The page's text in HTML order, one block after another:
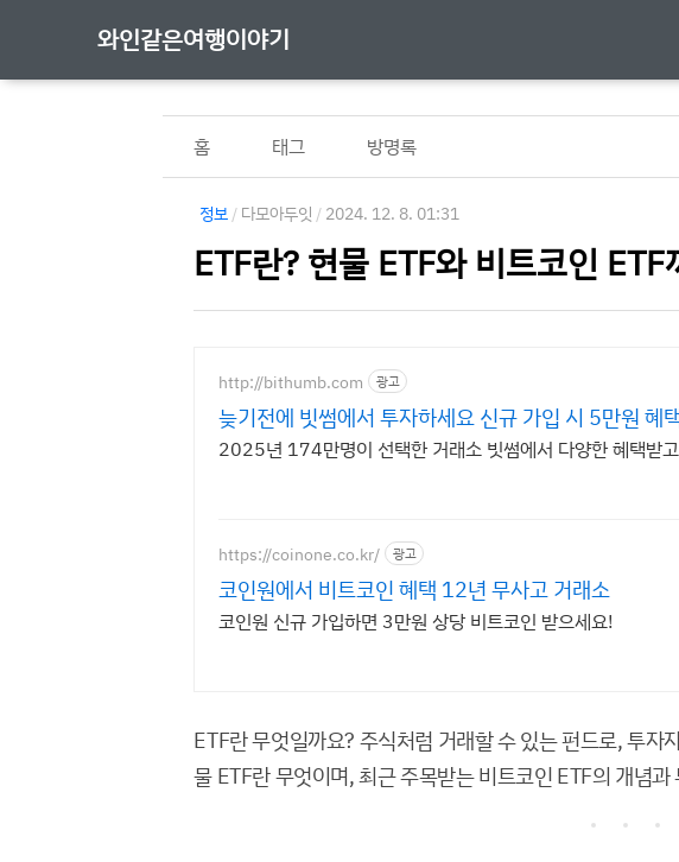
와인같은여행이야기
홈 태그 방명록
정보 / 다모아두잇 / 2024. 12. 8. 01:31
ETF란? 현물 ETF와 비트코인 ETF
http://bithumb.com 광고
늦기전에 빗썸에서 투자하세요 신규 가입 시 5만원 혜
2025년 174만명이 선택한 거래소 빗썸에서 다양한 혜택받
https://coinone.co.kr/ 광고
코인원에서 비트코인 혜택 12년 무사고 거래소
코인원 신규 가입하면 3만원 상당 비트코인 받으세요!
ETF란 무엇일까요? 주식처럼 거래할 수 있는 펀드로, 투자
물 ETF란 무엇이며, 최근 주목받는 비트코인 ETF의 개념